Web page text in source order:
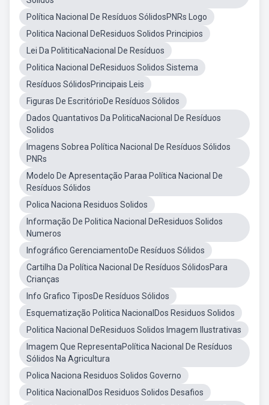
Política Nacional De Resíduos SólidosPNRs Logo
Politica Nacional DeResiduos Solidos Principios
Lei Da PolititicaNacional De Resíduos
Politica Nacional DeResiduos Solidos Sistema
Resíduos SólidosPrincipais Leis
Figuras De EscritórioDe Resíduos Sólidos
Dados Quantativos Da PoliticaNacional De Resíduos
Solidos
Imagens Sobrea Política Nacional De Resíduos Sólidos
PNRs
Modelo De Apresentação Paraa Política Nacional De
Resíduos Sólidos
Polica Naciona Residuos Solidos
Informação De Politica Nacional DeResiduos Solidos
Numeros
Infográfico GerenciamentoDe Resíduos Sólidos
Cartilha Da Política Nacional De Resíduos SólidosPara
Crianças
Info Grafico TiposDe Resíduos Sólidos
Esquematização Politica NacionalDos Residuos Solidos
Politica Nacional DeResiduos Solidos Imagem Ilustrativas
Imagem Que RepresentaPolítica Nacional De Resíduos
Sólidos Na Agricultura
Polica Naciona Residuos Solidos Governo
Politica NacionalDos Residuos Solidos Desafios